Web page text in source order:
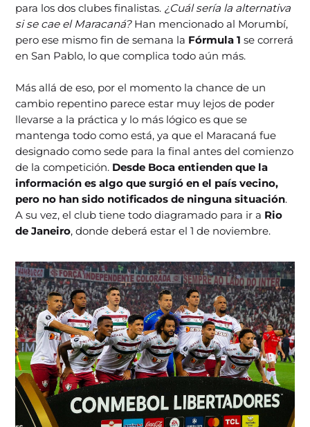
para los dos clubes finalistas. ¿Cuál sería la alternativa
si se cae el Maracaná?Han mencionado al Morumbí,
pero ese mismo fin de semana la Fórmula 1 se correrá
en San Pablo, lo que complica todo aún más.
Más allá de eso, por el momento la chance de un
cambio repentino parece estar muy lejos de poder
llevarse a la práctica y lo más lógico es que se
mantenga todo como está, ya que el Maracaná fue
designado como sede para la final antes del comienzo
de la competición. Desde Boca entienden que la
información es algo que surgió en el país vecino,
pero no han sido notificados de ninguna situación.
A su vez, el club tiene todo diagramado para ir a Rio
de Janeiro, donde deberá estar el 1 de noviembre.